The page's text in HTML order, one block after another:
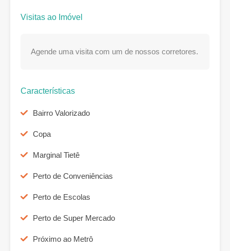
Visitas ao Imóvel
Agende uma visita com um de nossos corretores.
Características
Bairro Valorizado
Copa
Marginal Tietê
Perto de Conveniências
Perto de Escolas
Perto de Super Mercado
Próximo ao Metrô